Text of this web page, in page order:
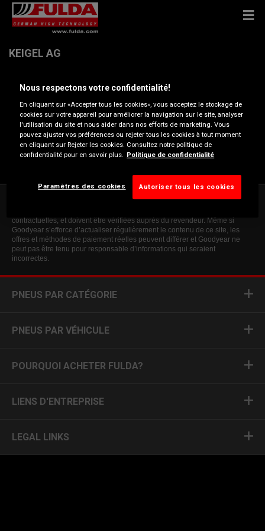
KEIGEL AG
RHEINSTRASSE 69 , 4402 FRENKENDORF
Ouvrir directions
Voir numéro de téléphone
Ce site web donne des informations générales à titre indicatif uniquement.
contractuelles, et doivent être vérifiées auprès du revendeur. Même si
Goodyear s’efforce d’actualiser régulièrement le contenu de ce site, les
offres et méthodes de paiement réelles peuvent différer et Goodyear ne
peut pas être tenu pour responsable d’informations qui seraient
incorrectes.
PNEUS PAR CATÉGORIE
PNEUS PAR VÉHICULE
POURQUOI ACHETER FULDA?
LIENS D'ENTREPRISE
LEGAL LINKS
Nous respectons votre confidentialité!
En cliquant sur «Accepter tous les cookies», vous acceptez le stockage de
cookies sur votre appareil pour améliorer la navigation sur le site, analyser
l'utilisation du site et nous aider dans nos efforts de marketing. Vous
pouvez ajuster vos préférences ou rejeter tous les cookies à tout moment
en cliquant sur Rejeter les cookies. Consultez notre politique de
confidentialité pour en savoir plus. Politique de confidentialité
Paramètres des cookies Autoriser tous les cookies